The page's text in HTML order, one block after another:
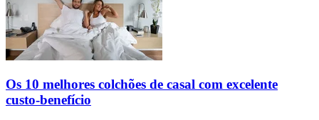
Os 10 melhores colchões de casal com excelente
custo-benefício